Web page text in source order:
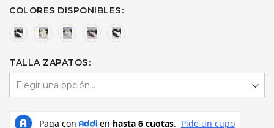
COLORES DISPONIBLES
TALLA ZAPATOS